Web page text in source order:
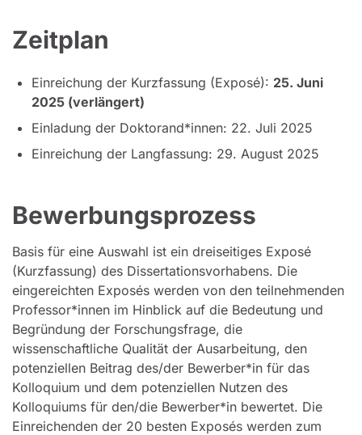
Zeitplan
Einreichung der Kurzfassung (Exposé): 25. Juni
2025 (verlängert)
Einladung der Doktorand*innen: 22. Juli 2025
Einreichung der Langfassung: 29. August 2025
Bewerbungsprozess
Basis für eine Auswahl ist ein dreiseitiges Exposé
(Kurzfassung) des Dissertationsvorhabens. Die
eingereichten Exposés werden von den teilnehmenden
Professor*innen im Hinblick auf die Bedeutung und
Begründung der Forschungsfrage, die
wissenschaftliche Qualität der Ausarbeitung, den
potenziellen Beitrag des/der Bewerber*in für das
Kolloquium und dem potenziellen Nutzen des
Kolloquiums für den/die Bewerber*in bewertet. Die
Einreichenden der 20 besten Exposés werden zum